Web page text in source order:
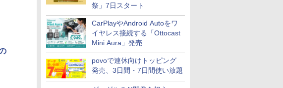
祭」7日スタート
CarPlayやAndroid Autoをワ
イヤレス接続する「Ottocast
Mini Aura」発売
povoで連休向けトッピング
発売、3日間・7日間使い放題